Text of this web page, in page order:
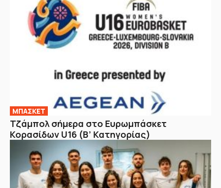
ΜΠΑΣΚΕΤ
Τζάμπολ σήμερα στο Ευρωμπάσκετ
Κορασίδων U16 (Β’ Κατηγορίας)